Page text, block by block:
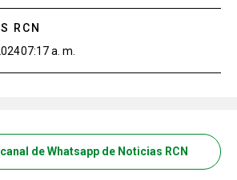
RCN
07:17 a. m.
de Whatsapp de Noticias RCN